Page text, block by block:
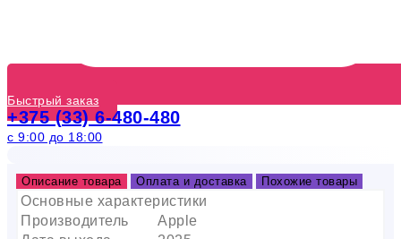
Быстрый заказ
+375 (33) 6-480-480
с 9:00 до 18:00
Описание товара Оплата и доставка Похожие товары
Основные характеристики
Производитель
Apple